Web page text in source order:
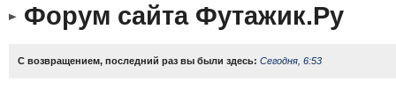
Форум сайта Футажик.Ру
С возвращением, последний раз вы были здесь: Сегодня, 6:53